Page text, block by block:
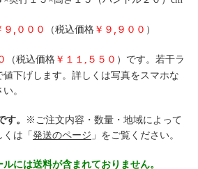
９,０００ （税込価格￥９,９００ ）
（税込価格 ￥１１,５５０ ）です。 若干ラ
下げします。詳しくは写真をスマホな
。
す。
※ご注文内容・数量・地域によって
くは「発送のページ 」をご覧ください。
には送料が含まれておりません。